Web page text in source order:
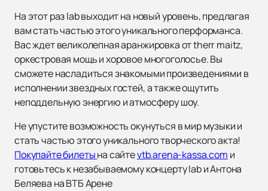
На этот раз lab выходит на новый уровень, предлагая
вам стать частью этого уникального перформанса.
Вас ждет великолепная аранжировка от therr maitz,
оркестровая мощь и хоровое многоголосье. Вы
сможете насладиться знакомыми произведениями в
исполнении звездных гостей, а также ощутить
неподдельную энергию и атмосферу шоу.
Не упустите возможность окунуться в мир музыки и
стать частью этого уникального творческого акта!
Покупайте билетына сайтеvtb.arena-kassa.com и
готовьтесь к незабываемому концерту lab и Антона
Беляева на ВТБ Арене